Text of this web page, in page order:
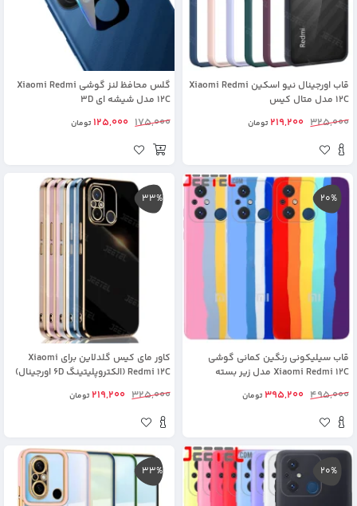
قاب اورجینال نیو اسکین Xiaomi Redmi
12C مدل متال کیس
325,000
219,200تومان
گلس محافظ لنز گوشی Xiaomi Redmi
12C مدل شیشه ای 3D
175,000
125,000تومان
20%
قاب سیلیکونی رنگین کمانی گوشی
Xiaomi Redmi 12C مدل زیر بسته
495,000
395,200تومان
33%
کاور مای کیس گلدلاین برای Xiaomi
Redmi 12C (الکتروپلیتینگ 6D اورجینال)
325,000
219,200تومان
20%
33%